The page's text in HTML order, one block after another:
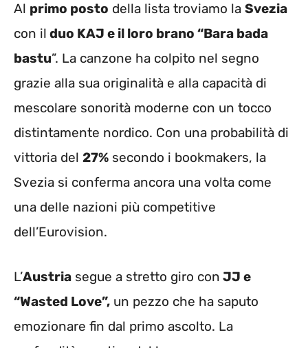
Al primo posto della lista troviamo la Svezia
con il duo KAJ e il loro brano “Bara bada
bastu”. La canzone ha colpito nel segno
grazie alla sua originalità e alla capacità di
mescolare sonorità moderne con un tocco
distintamente nordico. Con una probabilità di
vittoria del 27% secondo i bookmakers, la
Svezia si conferma ancora una volta come
una delle nazioni più competitive
dell’Eurovision.
L’Austria segue a stretto giro con JJ e
“Wasted Love”, un pezzo che ha saputo
emozionare fin dal primo ascolto. La